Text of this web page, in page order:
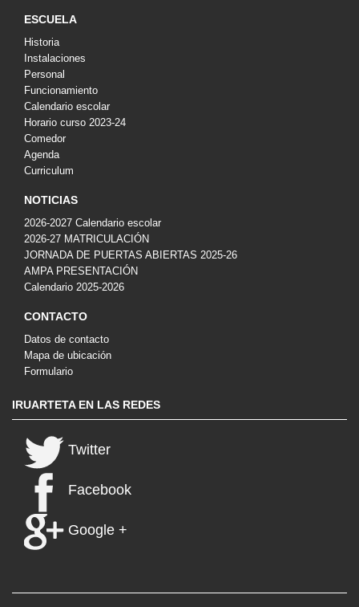
ESCUELA
Historia
Instalaciones
Personal
Funcionamiento
Calendario escolar
Horario curso 2023-24
Comedor
Agenda
Curriculum
NOTICIAS
2026-2027 Calendario escolar
2026-27 MATRICULACIÓN
JORNADA DE PUERTAS ABIERTAS 2025-26
AMPA PRESENTACIÓN
Calendario 2025-2026
CONTACTO
Datos de contacto
Mapa de ubicación
Formulario
IRUARTETA EN LAS REDES
Twitter
Facebook
Google +